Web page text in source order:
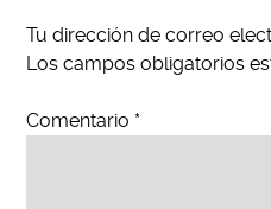
Tu dirección de correo
Los campos obligatorios
Comentario *